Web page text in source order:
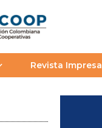
Revista Impresa